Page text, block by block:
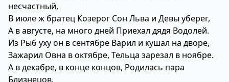
несчастный,
В июле ж братец Козерог Сон Льва и Девы уберег,
А в августе, на много дней Приехал дядя Водолей.
Из Рыб уху он в сентябре Варил и кушал на дворе,
Зажарил Овна в октябре, Тельца зарезал в ноябре.
А в декабре, в конце концов, Родилась пара
Близнецов.